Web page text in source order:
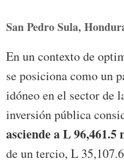
San Pedro Sula,
En un contexto de
se posiciona como un
idóneo en el sector de
inversión pública
asciende a L 96,461.5
de un tercio, L